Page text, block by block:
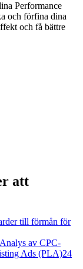
Performance
och förfina dina
och få bättre
att
till förmån för
av CPC-
Ads (PLA)24